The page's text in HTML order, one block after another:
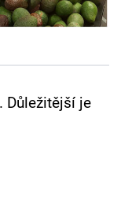
Důležitější je